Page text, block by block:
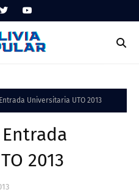
Universitaria UTO 2013
2013